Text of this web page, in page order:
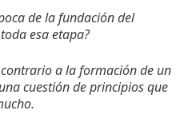
de la fundación del
esa etapa?
a la formación de un
cuestión de principios que